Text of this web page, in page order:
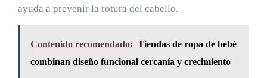
ayuda a prevenir la rotura del cabello.
Contenido recomendado: Tiendas de ropa de bebé
combinan diseño funcional cercanía y crecimiento